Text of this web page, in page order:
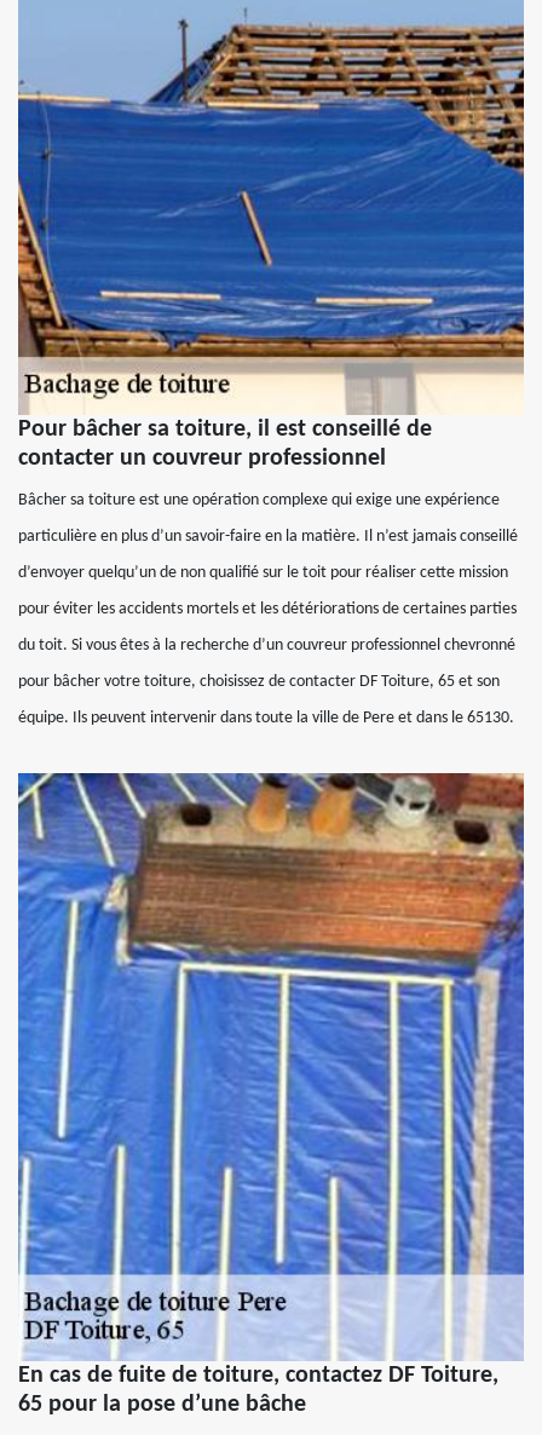
Pour bâcher sa toiture, il est conseillé de
contacter un couvreur professionnel
Bâcher sa toiture est une opération complexe qui exige une expérience
particulière en plus d’un savoir-faire en la matière. Il n’est jamais conseillé
d’envoyer quelqu’un de non qualifié sur le toit pour réaliser cette mission
pour éviter les accidents mortels et les détériorations de certaines parties
du toit. Si vous êtes à la recherche d’un couvreur professionnel chevronné
pour bâcher votre toiture, choisissez de contacter DF Toiture, 65 et son
équipe. Ils peuvent intervenir dans toute la ville de Pere et dans le 65130.
En cas de fuite de toiture, contactez DF Toiture,
65 pour la pose d’une bâche